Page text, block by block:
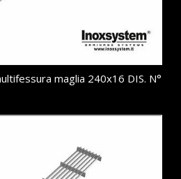
maglia 240x16 DIS. N°